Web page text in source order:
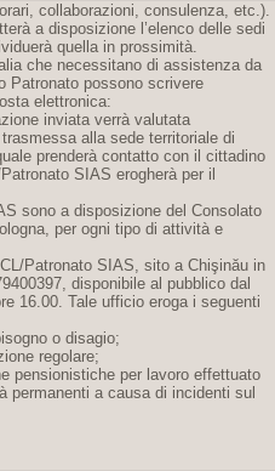
collaborazioni, consulenza, etc.).
a disposizione l’elenco delle sedi
quella in prossimità.
che necessitano di assistenza da
Patronato possono scrivere
elettronica:
inviata verrà valutata
alla sede territoriale di
prenderà contatto con il cittadino
SIAS erogherà per il
sono a disposizione del Consolato
per ogni tipo di attività e
Patronato SIAS, sito a Chişinău in
disponibile al pubblico dal
16.00. Tale ufficio eroga i seguenti
o disagio;
regolare;
pensionistiche per lavoro effettuato
permanenti a causa di incidenti sul